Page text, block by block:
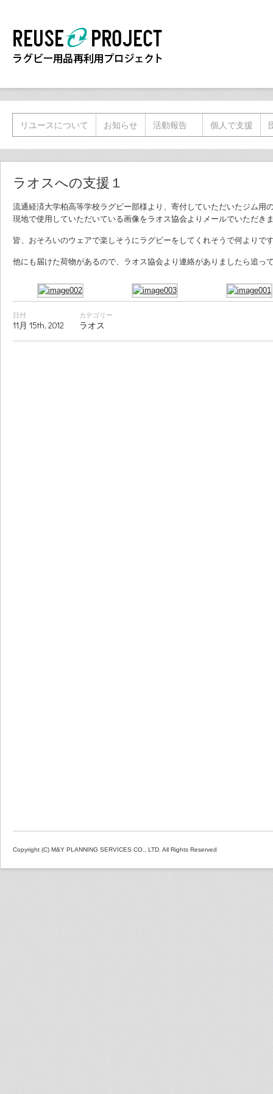
リユースについて お知らせ 活動報告 個人で支援
ラオスへの支援１
流通経済大学柏高等学校ラグビー部様より、寄付していただいたジム用
現地で使用していただいている画像をラオス協会よりメールでいただき
皆、おそろいのウェアで楽しそうにラグビーをしてくれそうで何よりで
他にも届けた荷物があるので、ラオス協会より連絡がありましたら追っ
日付
11月 15th, 2012
カテゴリー
ラオス
Copyright (C) M&Y PLANNING SERVICES CO., LTD. All Rights Reserved